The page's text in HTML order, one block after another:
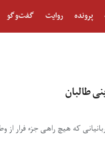
پرونده روایت گفت‌و‎گو
طالبان
که هیچ راهی جزء فرار